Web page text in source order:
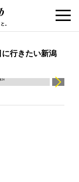
。
行きたい新潟